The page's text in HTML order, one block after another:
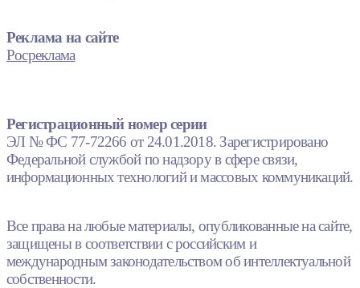
Реклама на сайте
Росреклама
Регистрационный номер серии
ЭЛ № ФС 77-72266 от 24.01.2018. Зарегистрировано
Федеральной службой по надзору в сфере связи,
информационных технологий и массовых коммуникаций.
Все права на любые материалы, опубликованные на сайте,
защищены в соответствии с российским и
международным законодательством об интеллектуальной
собственности.